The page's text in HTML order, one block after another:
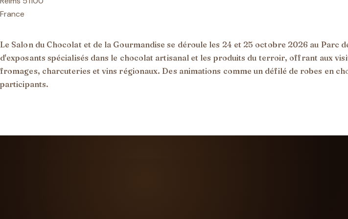
France
Le Salon du Chocolat et de la Gourmandise se déroule les 24 et 25 octobre 2026 au Parc
d'exposants spécialisés dans le chocolat artisanal et les produits du terroir, offrant aux
fromages, charcuteries et vins régionaux. Des animations comme un défilé de robes en
participants.